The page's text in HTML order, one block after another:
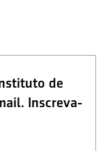
de
Inscreva-